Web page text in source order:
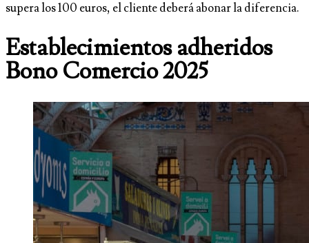
supera los 100 euros, el cliente deberá abonar la diferencia.
Establecimientos adheridos
Bono Comercio 2025